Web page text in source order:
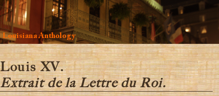
Louisiana Anthology
Louis XV.
Extrait de la Lettre du Roi.